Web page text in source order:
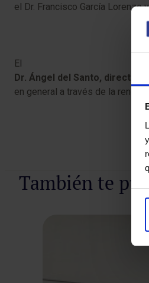
el Dr. Francisco García
El
Dr. Ángel del Santo, director
en general a través de la
También te